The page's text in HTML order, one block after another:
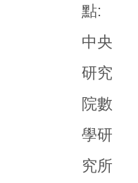
點:
中央
研究
院數
學研
究所